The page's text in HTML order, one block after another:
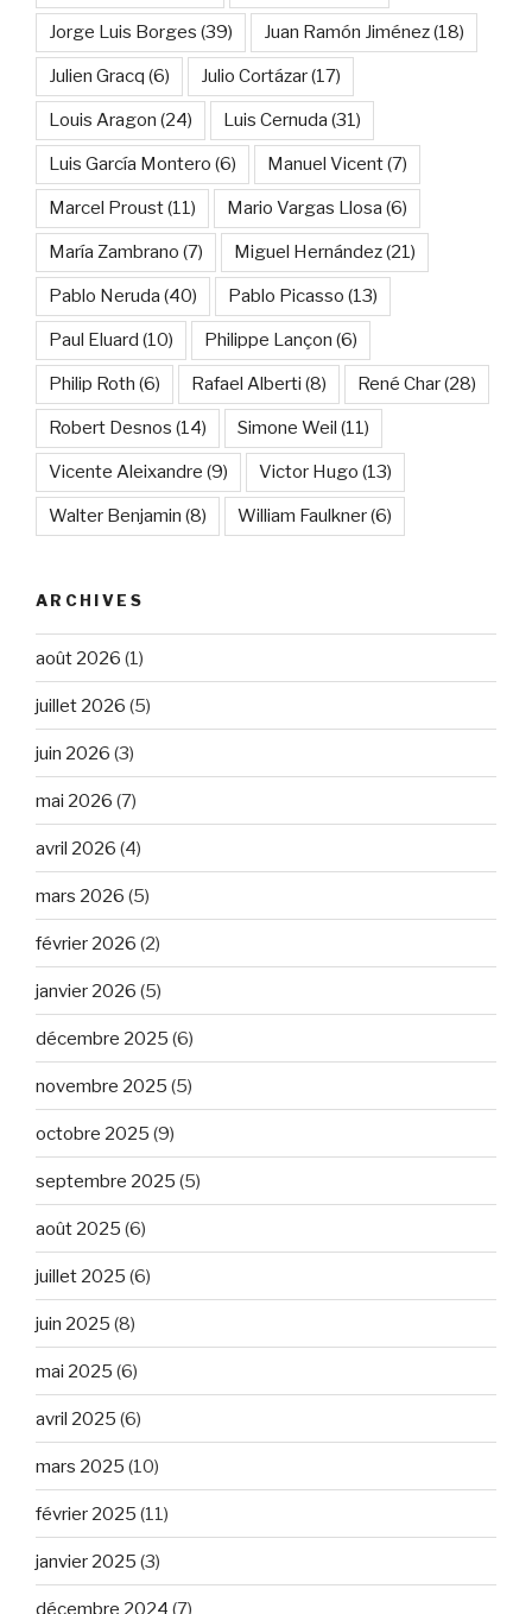
Jorge Luis Borges (39) Juan Ramón Jiménez(18)
Julien Gracq (6) Julio Cortázar(17)
Louis Aragon (24) Luis Cernuda (31)
Luis García Montero (6) Manuel Vicent(7)
Marcel Proust(11) Mario Vargas Llosa (6)
María Zambrano (7) Miguel Hernández(21)
Pablo Neruda (40) Pablo Picasso (13)
Paul Eluard (10) Philippe Lançon (6)
Philip Roth (6) Rafael Alberti (8) René Char(28)
Robert Desnos (14) Simone Weil (11)
Vicente Aleixandre (9) Victor Hugo (13)
Walter Benjamin (8) William Faulkner(6)
ARCHIVES
août 2026 (1)
juillet 2026 (5)
juin 2026 (3)
mai 2026 (7)
avril 2026 (4)
mars 2026 (5)
février 2026 (2)
janvier 2026 (5)
décembre 2025 (6)
novembre 2025 (5)
octobre 2025 (9)
septembre 2025 (5)
août 2025 (6)
juillet 2025 (6)
juin 2025 (8)
mai 2025 (6)
avril 2025 (6)
mars 2025 (10)
février 2025 (11)
janvier 2025 (3)
décembre 2024 (7)